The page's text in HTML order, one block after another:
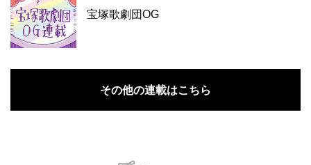
宝塚歌劇団OG
その他の連載はこちら